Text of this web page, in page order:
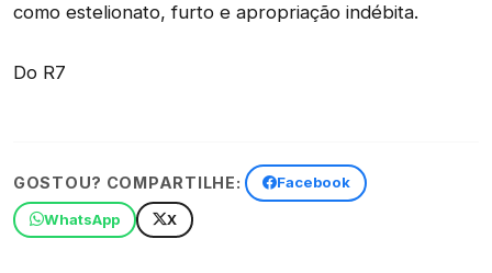
como estelionato, furto e apropriação indébita.
Do R7
GOSTOU? COMPARTILHE: Facebook
WhatsApp X